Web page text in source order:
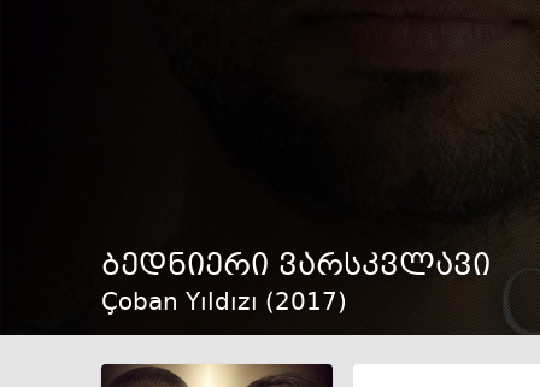
ბედნიერი ვარსკვლავი
Çoban Yıldızı (2017)